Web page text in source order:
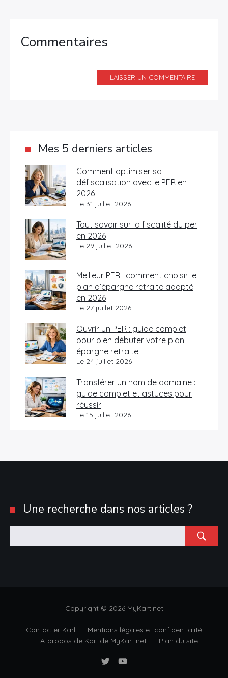
Commentaires
LAISSER UN COMMENTAIRE
Mes 5 derniers articles
Comment optimiser sa
défiscalisation avec le PER en
2026
Le 31 juillet 2026
Tout savoir sur la fiscalité du per
en 2026
Le 29 juillet 2026
Meilleur PER : comment choisir le
plan d’épargne retraite adapté
en 2026
Le 27 juillet 2026
Ouvrir un PER : guide complet
pour bien débuter votre plan
épargne retraite
Le 24 juillet 2026
Transférer un nom de domaine :
guide complet et astuces pour
réussir
Le 15 juillet 2026
Une recherche dans nos articles ?
Copyright © 2026 MyKart.net
Contacter Karl
Mentions légales et confidentialité
A-propos de Karl de MyKart.net
Plan du site
CompteChaîne